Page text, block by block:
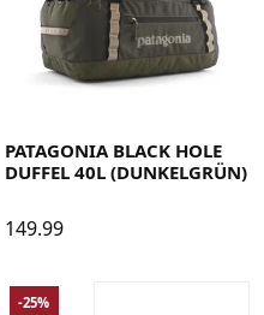
PATAGONIA BLACK HOLE
DUFFEL 40L (DUNKELGRÜN)
149.99
-25%